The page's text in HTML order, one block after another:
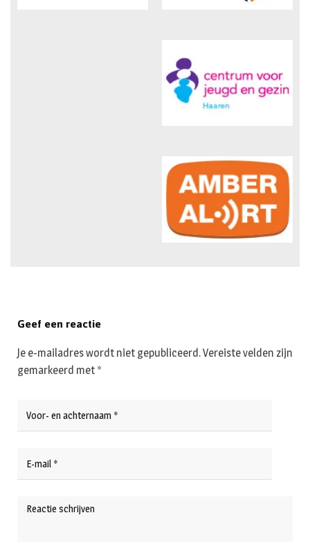
Geef een reactie
Je e-mailadres wordt niet gepubliceerd.Vereiste velden zijn
gemarkeerd met *